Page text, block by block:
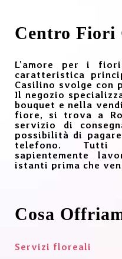
Centro Fiori
L’amore per i
caratteristica
Casilino svolge con
Il negozio
bouquet e nella
fiore, si trova a
servizio di
possibilità di
telefono.
sapientemente
istanti prima che
Cosa
Servizi floreali